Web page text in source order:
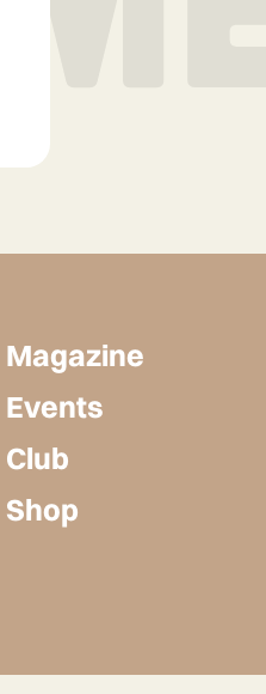
Magazine
Events
Club
Shop